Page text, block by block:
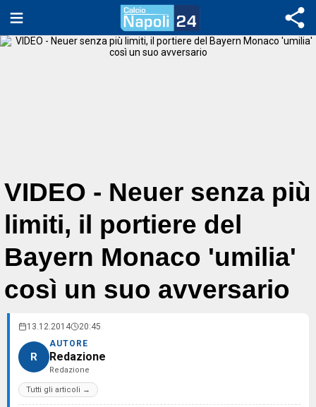
VIDEO - Neuer senza più
limiti, il portiere del
Bayern Monaco 'umilia'
così un suo avversario
13.12.2014 20:45
R
AUTORE
Redazione
Redazione
Tutti gli articoli →